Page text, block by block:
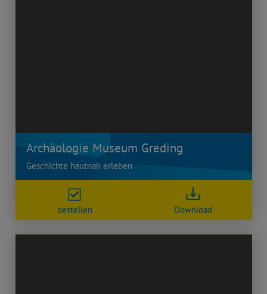
Archäologie Museum Greding
Geschichte hautnah erleben
bestellen Download